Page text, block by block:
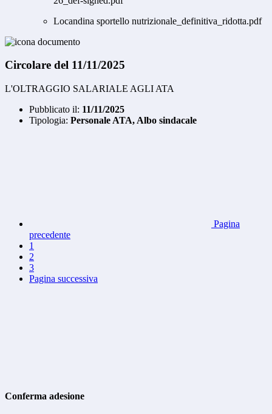
Locandina sportello nutrizionale_definitiva_ridotta.pdf
Circolare del 11/11/2025
L'OLTRAGGIO SALARIALE AGLI ATA
Pubblicato il: 11/11/2025
Tipologia: Personale ATA, Albo sindacale
Pagina
precedente
1
2
3
Pagina successiva
Conferma adesione